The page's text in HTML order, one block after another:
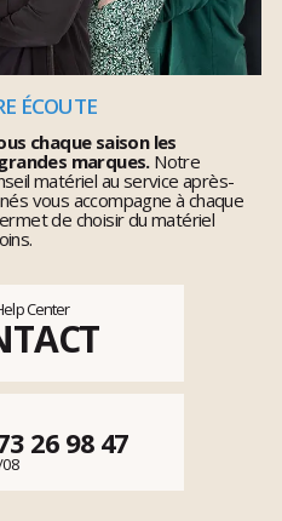
ÉCOUTE
chaque saison les
marques.Notre
matériel au service après-
vous accompagne à chaque
de choisir du matériel
Center
26 98 47